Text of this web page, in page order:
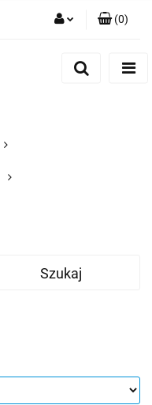
(0)
Szukaj